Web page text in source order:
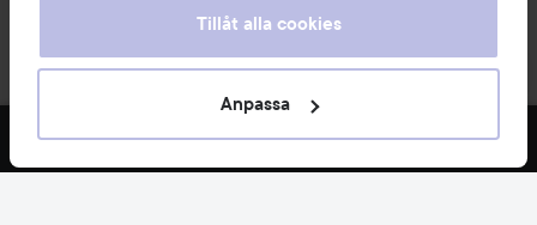
information som du har tillhandahållit eller som de har
våra cookies vid fortsatt användande av vår webbplats.
För information om hur du kan ändra inställningarna för
Tillåt alla cookies
Anpassa
FILTRERA MEST SÅLDA